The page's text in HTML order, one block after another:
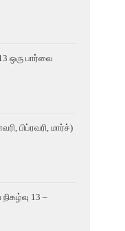
ஒரு பார்வை
பிப்ரவரி, மார்ச்)
13 –